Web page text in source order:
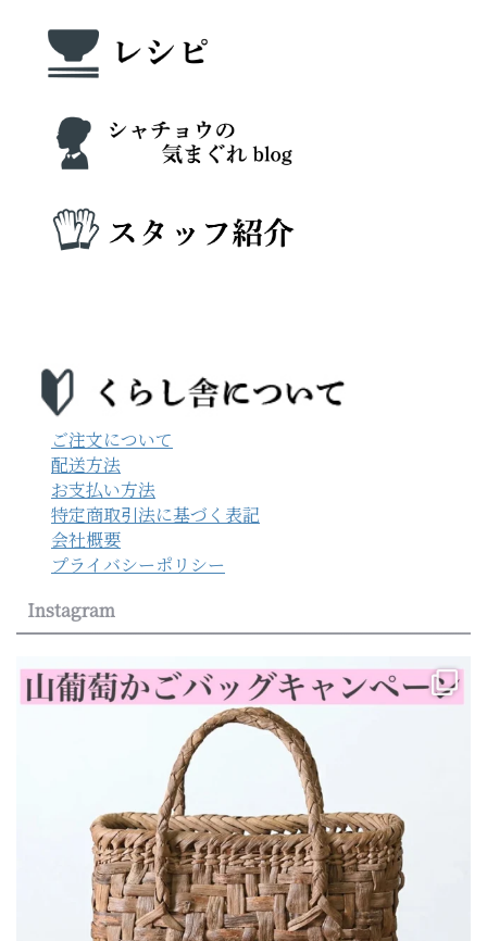
ご注文について
配送方法
お支払い方法
特定商取引法に基づく表記
会社概要
プライバシーポリシー
Instagram